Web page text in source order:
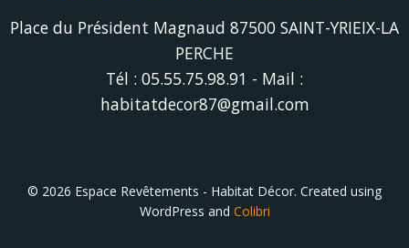
Place du Président Magnaud 87500 SAINT-YRIEIX-LA
PERCHE
Tél : 05.55.75.98.91 - Mail :
habitatdecor87@gmail.com
© 2026 Espace Revêtements - Habitat Décor. Created using
WordPress and Colibri